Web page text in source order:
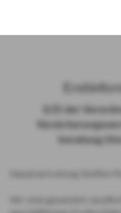
§ 15 der
beratung